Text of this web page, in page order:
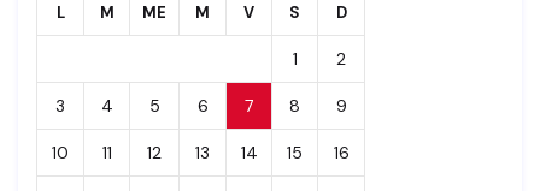
L M ME M V S D
1 2
3 4 5 6 7 8 9
10 11 12 13 14 15 16